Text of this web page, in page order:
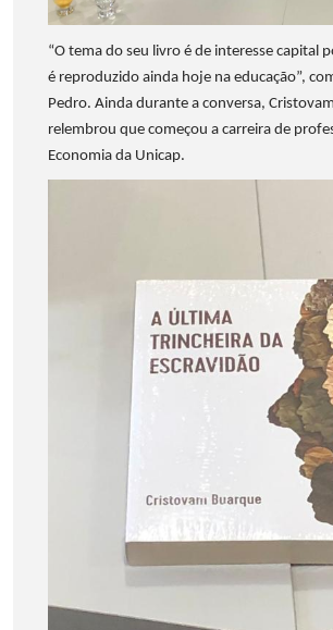
“O tema do seu livro é de interesse capital
é reproduzido ainda hoje na educação”,
Pedro. Ainda durante a conversa,
relembrou que começou a carreira de
Economia da Unicap.